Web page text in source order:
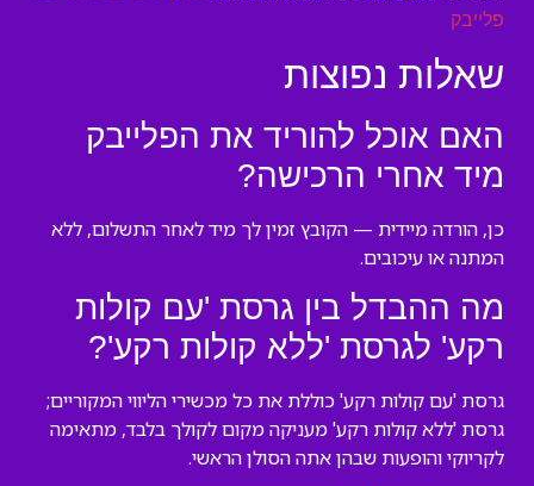
פלייבק
שאלות נפוצות
האם אוכל להוריד את הפלייבק
מיד אחרי הרכישה?
כן, הורדה מיידית — הקובץ זמין לך מיד לאחר התשלום, ללא
המתנה או עיכובים.
מה ההבדל בין גרסת 'עם קולות
רקע' לגרסת 'ללא קולות רקע'?
גרסת 'עם קולות רקע' כוללת את כל מכשירי הליווי המקוריים;
גרסת 'ללא קולות רקע' מעניקה מקום לקולך בלבד, מתאימה
לקריוקי והופעות שבהן אתה הסולן הראשי.